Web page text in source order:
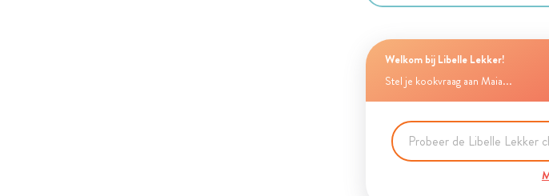
Welkom bij Libelle Lekker!
Stel je kookvraag aan Maia...